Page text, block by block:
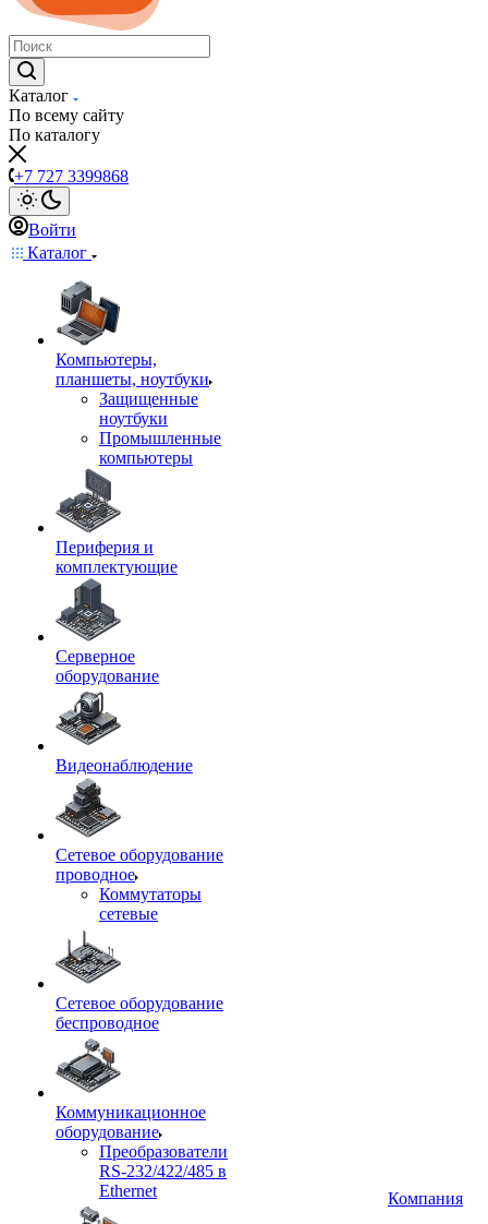
Каталог
По всему сайту
По каталогу
+7 727 3399868
Войти
Каталог
Компьютеры,
планшеты, ноутбуки
Защищенные
ноутбуки
Промышленные
компьютеры
Периферия и
комплектующие
Серверное
оборудование
Видеонаблюдение
Сетевое оборудование
проводное
Коммутаторы
сетевые
Сетевое оборудование
беспроводное
Коммуникационное
оборудование
Преобразователи
RS-232/422/485 в
Ethernet
Компания